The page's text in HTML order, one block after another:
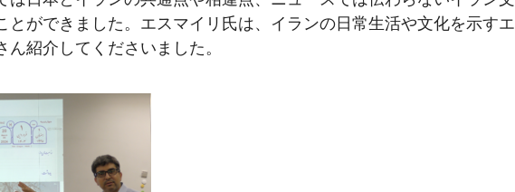
とができました。エスマイリ氏は、イランの日常生活や文化を示すエ
ん紹介してくださいました。